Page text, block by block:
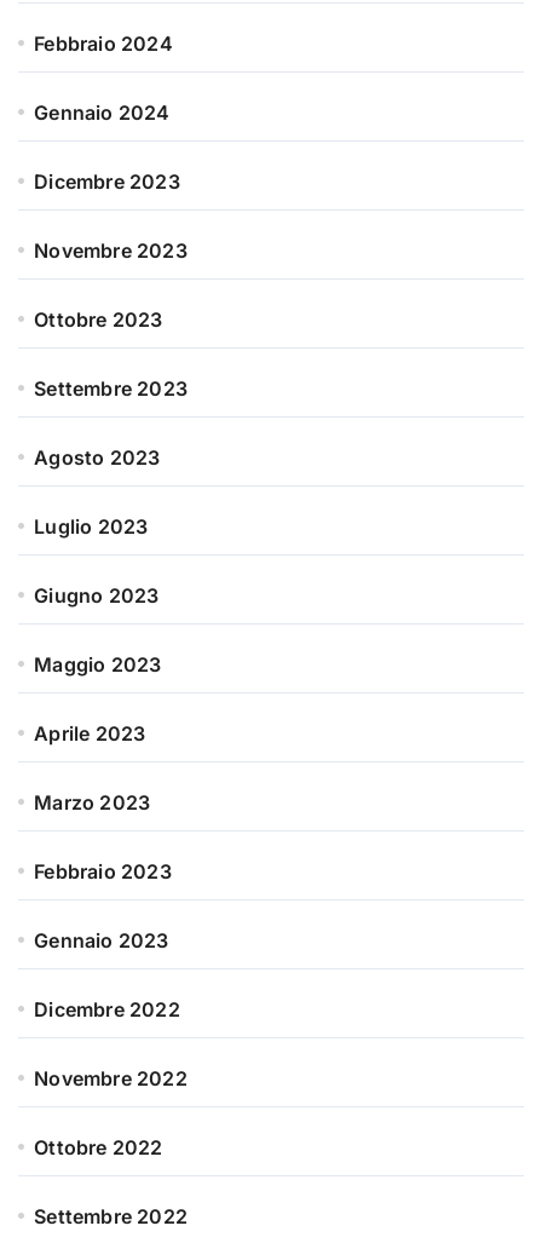
Febbraio 2024
Gennaio 2024
Dicembre 2023
Novembre 2023
Ottobre 2023
Settembre 2023
Agosto 2023
Luglio 2023
Giugno 2023
Maggio 2023
Aprile 2023
Marzo 2023
Febbraio 2023
Gennaio 2023
Dicembre 2022
Novembre 2022
Ottobre 2022
Settembre 2022